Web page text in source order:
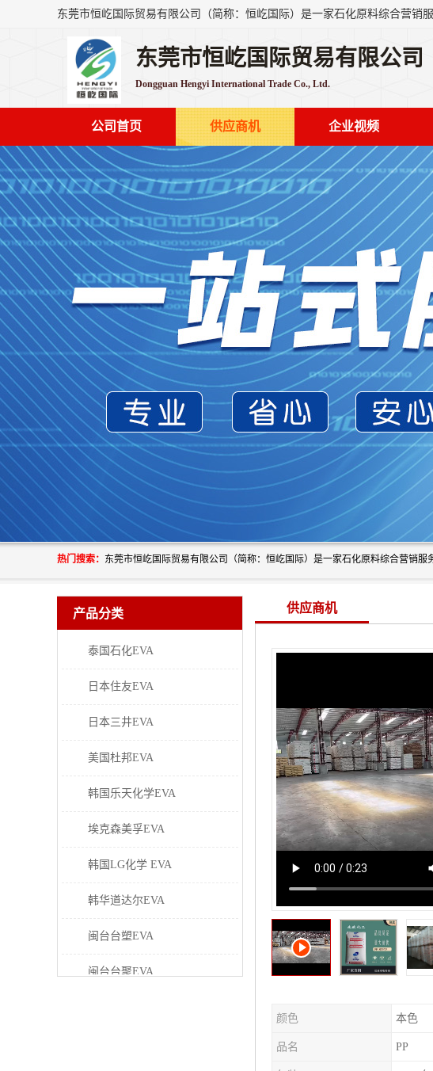
东莞市恒屹国际贸易有限公司
Dongguan Hengyi International Trade Co., Ltd.
公司首页 供应商机 企业视频
热门搜索：
产品分类
泰国石化EVA
日本住友EVA
日本三井EVA
美国杜邦EVA
韩国乐天化学EVA
埃克森美孚EVA
韩国LG化学 EVA
韩华道达尔EVA
闽台台塑EVA
闽台台聚EVA
供应商机
颜色 本色
品名 PP